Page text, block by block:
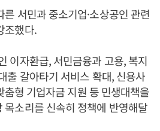
른 서민과 중소기업·소상공인 관련
조했다.
이자환급, 서민금융과 고용, 복지
출 갈아타기 서비스 확대, 신용사
춤형 기업자금 지원 등 민생대책을
목소리를 신속히 정책에 반영해달